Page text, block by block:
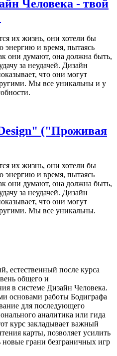
Человека - твой
их жизнь, они хотели бы
энергию и время, пытаясь
они думают, она должна быть,
за неудачей. Дизайн
что они могут
Мы все уникальны и у
("Проживая
их жизнь, они хотели бы
энергию и время, пытаясь
они думают, она должна быть,
за неудачей. Дизайн
что они могут
Мы все уникальны.
после курса
общего и
в системе Дизайн Человека.
основами работы Бодиграфа
для последующего
аналитика или гида
курс закладывает важный
карты, позволяет усилить
новые грани безграничных игр